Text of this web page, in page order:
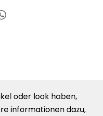
oder look haben,
informationen dazu,